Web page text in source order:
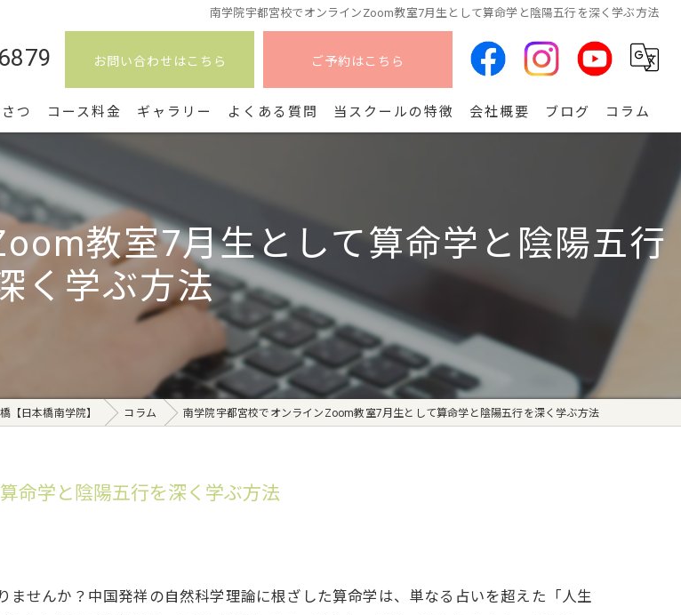
南学院宇都宮校でオンラインZoom教室7月生として算命学と陰陽五行を深く学ぶ方法
お問い合わせはこちら ご予約はこちら
つ コース料金 ギャラリー よくある質問 当スクールの特徴
副業
コース
開講
会社概要 ブログ コラム
教室7月生として算命学と陰陽五行
く学ぶ方法
【日本橋南学院】 コラム 南学院宇都宮校でオンラインZoom教室7月生として算命学と陰陽五行を深く学ぶ方法
命学と陰陽五行を深く学ぶ方法
せんか？中国発祥の自然科学理論に根ざした算命学は、単なる占いを超えた「人生